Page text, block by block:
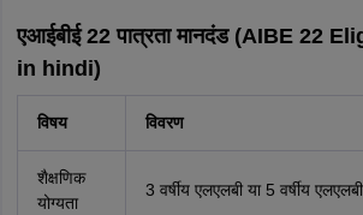
एआईबीई 22 पात्रता मानदंड (AIBE 22
in hindi)
विषय विवरण
शैक्षणिक
योग्यता
3 वर्षीय एलएलबी या 5 वर्षीय एलएलबी